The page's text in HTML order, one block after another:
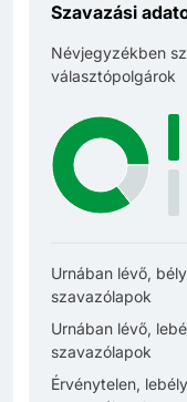
Szavazási
Névjegyzékben
választópolgárok
Urnában lévő,
szavazólapok
Urnában lévő,
szavazólapok
Érvénytelen,